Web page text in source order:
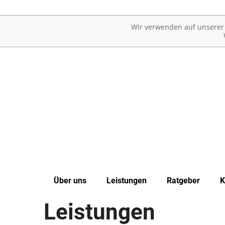
Wir verwenden auf
Über uns
Unsere Apotheke
Leistungen
Übersicht
Ratgeber
Erkrankungen im Alter
Leistungen